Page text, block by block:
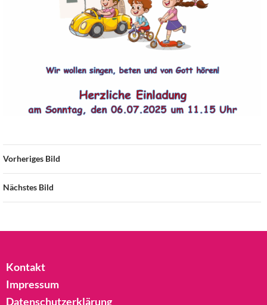
Vorheriges Bild
Nächstes Bild
Kontakt
Impressum
Datenschutzerklärung